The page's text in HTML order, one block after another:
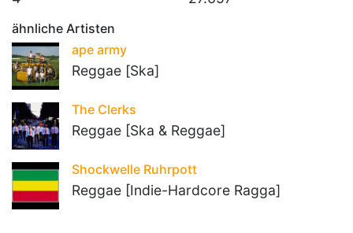
ähnliche Artisten
ape army
Reggae [Ska]
The Clerks
Reggae [Ska & Reggae]
Shockwelle Ruhrpott
Reggae [Indie-Hardcore Ragga]